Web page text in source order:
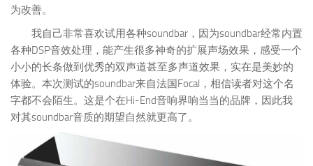
为改善。
我自己非常喜欢试用各种soundbar，因为soundbar经常内置
各种DSP音效处理，能产生很多神奇的扩展声场效果，感受一个
小小的长条做到优秀的双声道甚至多声道效果，实在是美妙的
体验。本次测试的soundbar来自法国Focal，相信读者对这个名
字都不会陌生。这是个在Hi-End音响界响当当的品牌，因此我
对其soundbar音质的期望自然就更高了。